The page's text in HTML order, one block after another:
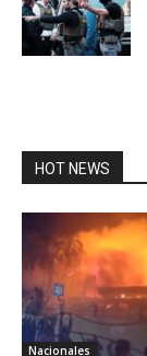
HOT NEWS
Nacionales